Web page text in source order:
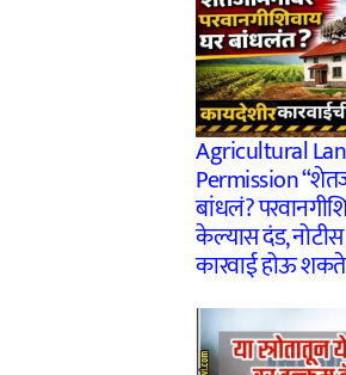
Agricultural
Permission
बांधलं?
केल्यास दंड,
कारवाई होऊ